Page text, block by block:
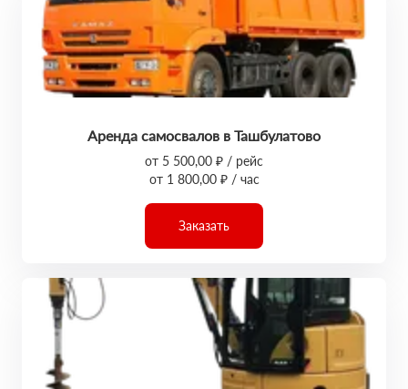
Аренда самосвалов в Ташбулатово
от 5 500,00 ₽ / рейс
от 1 800,00 ₽ / час
Заказать